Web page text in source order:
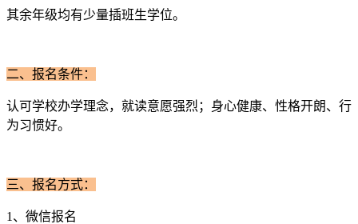
其余年级均有少量插班生学位。
二、报名条件：
认可学校办学理念，就读意愿强烈；身心健康、性格开朗、行
为习惯好。
三、报名方式：
1、微信报名